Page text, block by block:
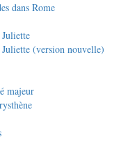
dans Rome
(version nouvelle)
majeur